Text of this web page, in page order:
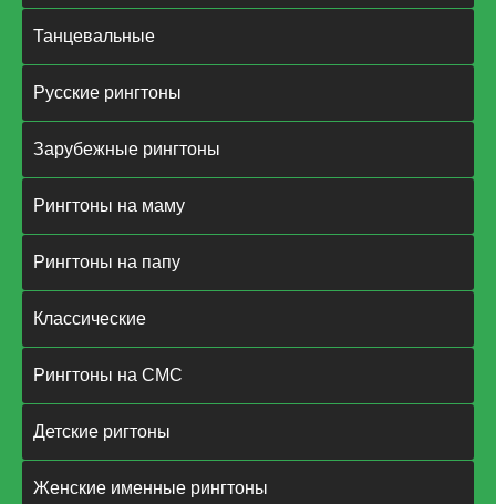
Танцевальные
Русские рингтоны
Зарубежные рингтоны
Рингтоны на маму
Рингтоны на папу
Классические
Рингтоны на СМС
Детские ригтоны
Женские именные рингтоны